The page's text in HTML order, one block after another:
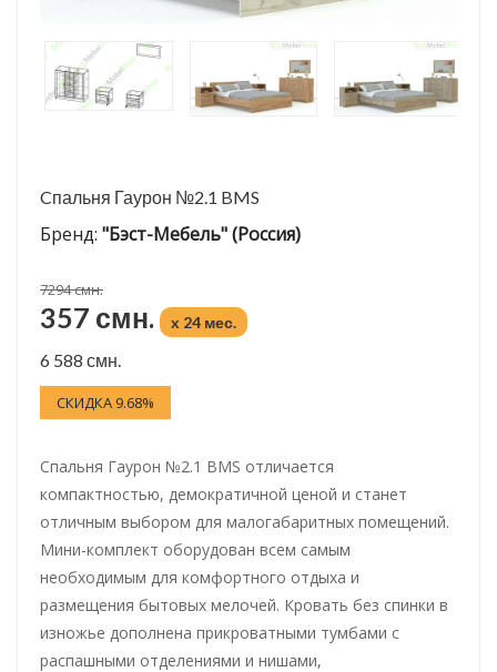
Cпальня Гаурон №2.1 BMS
Бренд: "Бэст-Мебель" (Россия)
7294 смн.
357 смн. x 24 мес.
6 588 смн.
СКИДКА 9.68%
Cпальня Гаурон №2.1 BMS отличается
компактностью, демократичной ценой и станет
отличным выбором для малогабаритных помещений.
Мини-комплект оборудован всем самым
необходимым для комфортного отдыха и
размещения бытовых мелочей. Кровать без спинки в
изножье дополнена прикроватными тумбами с
распашными отделениями и нишами,